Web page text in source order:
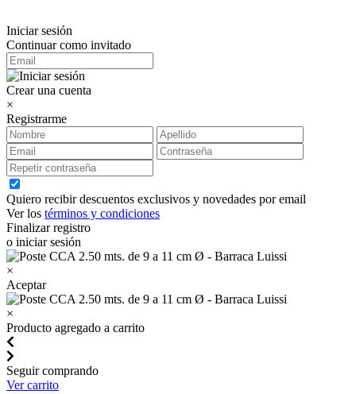
Iniciar sesión
Continuar como invitado
Crear una cuenta
×
Registrarme
Quiero recibir descuentos exclusivos y novedades por email
Ver los términos y condiciones
Finalizar registro
o iniciar sesión
×
Aceptar
×
Producto agregado a carrito
Seguir comprando
Ver carrito